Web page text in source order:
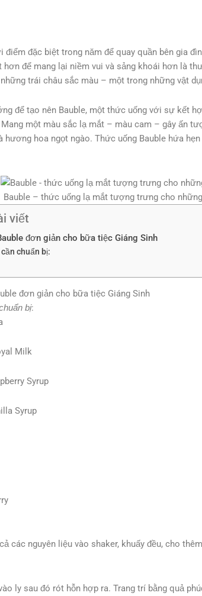
điểm đặc biệt trong năm để quay quần bên gia
hơn để mang lại niềm vui và sảng khoái hơn là
trái châu sắc màu – một trong những vật
để tạo nên Bauble, một thức uống với sự kết
một màu sắc lạ mắt – màu cam – gây ấn
hương hoa ngọt ngào. Thức uống Bauble hứa
Bauble – thức uống lạ mắt tượng trưng cho
viết
đơn giản cho bữa tiệc Giáng Sinh
chuẩn bị:
đơn giản cho bữa tiệc Giáng Sinh
bị:
Milk
Syrup
Syrup
các nguyên liệu vào shaker, khuấy đều, cho
ly sau đó rót hỗn hợp ra. Trang trí bằng quả